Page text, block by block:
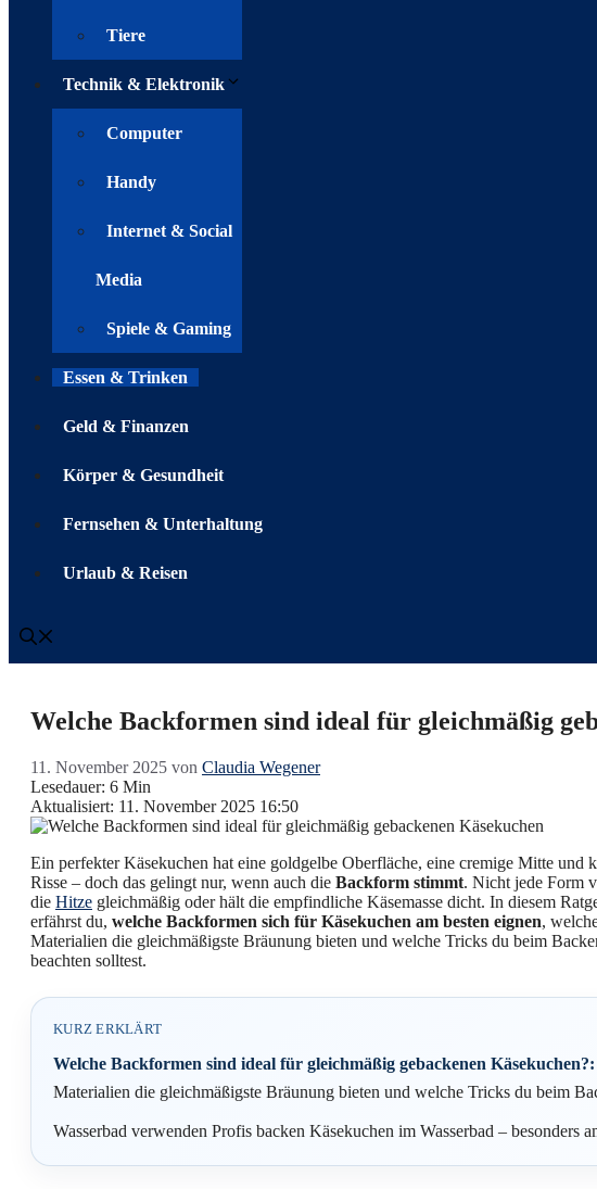
Tiere
Technik & Elektronik
Computer
Handy
Internet & Social
Media
Spiele & Gaming
Essen & Trinken
Geld & Finanzen
Körper & Gesundheit
Fernsehen & Unterhaltung
Urlaub & Reisen
Welche Backformen sind ideal für gleichmäßig
11. November 2025 von Claudia Wegener
Lesedauer: 6 Min
Aktualisiert: 11. November 2025 16:50
Ein perfekter Käsekuchen hat eine goldgelbe Oberfläche, eine cremige Mitte und
Risse – doch das gelingt nur, wenn auch die Backform stimmt. Nicht jede Form
die Hitze gleichmäßig oder hält die empfindliche Käsemasse dicht. In diesem
erfährst du, welche Backformen sich für Käsekuchen am besten eignen,
Materialien die gleichmäßigste Bräunung bieten und welche Tricks du beim
beachten solltest.
KURZ ERKLÄRT
Welche Backformen sind ideal für gleichmäßig gebackenen Käsekuchen?:
Materialien die gleichmäßigste Bräunung bieten und welche Tricks du beim
Wasserbad verwenden Profis backen Käsekuchen im Wasserbad – besonders